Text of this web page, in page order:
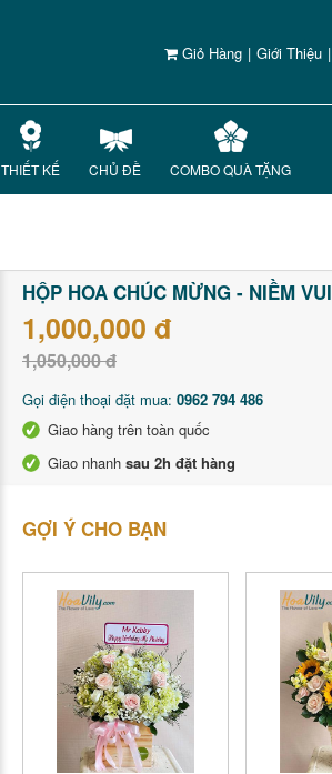
Giỏ Hàng | Giới Thiệu |
THIẾT KẾ CHỦ ĐỀ COMBO QUÀ TẶNG
HỘP HOA CHÚC MỪNG - NIỀM VUI
1,000,000 đ
1,050,000 đ
Gọi điện thoại đặt mua: 0962 794 486
Giao hàng trên toàn quốc
Giao nhanh sau 2h đặt hàng
GỢI Ý CHO BẠN